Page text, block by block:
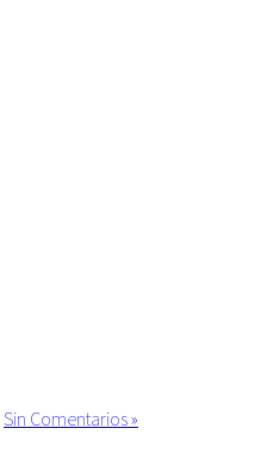
Sin Comentarios »